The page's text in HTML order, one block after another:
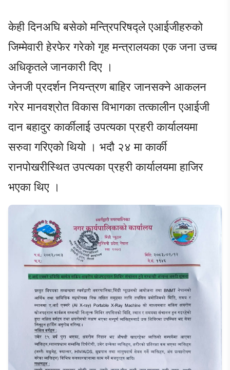
केही दिनअघि बसेको मन्त्रिपरिषद्ले एआईजीहरुको
जिम्मेवारी हेरफेर गरेको गृह मन्त्रालयका एक जना उच्च
अधिकृतले जानकारी दिए ।
जेनजी प्रदर्शन नियन्त्रण बाहिर जानसक्ने आकलन
गरेर मानवश्रोत विकास विभागका तत्कालीन एआईजी
दान बहादुर कार्कीलाई उपत्यका प्रहरी कार्यालयमा
सरुवा गरिएको थियो । भदौ २४ मा कार्की
रानपोखरीस्थित उपत्यका प्रहरी कार्यालयमा हाजिर
भएका थिए ।